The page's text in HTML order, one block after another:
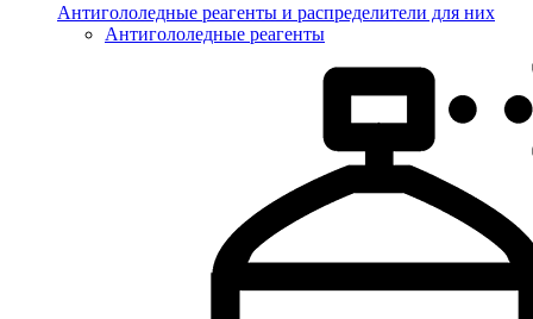
Антигололедные реагенты и распределители для них
Антигололедные реагенты